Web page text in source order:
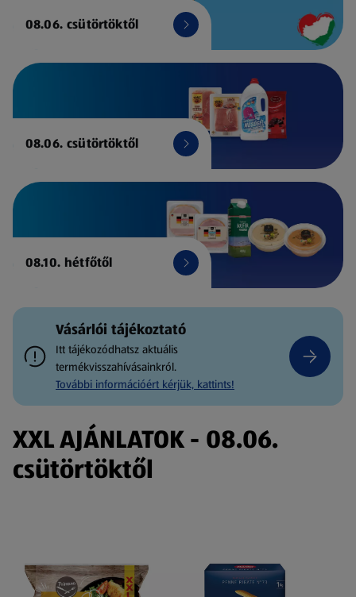
08.06. csütörtöktől
08.06. csütörtöktől
08.10. hétfőtől
Vásárlói tájékoztató
Itt tájékozódhatsz aktuális
termékvisszahívásainkról.
További információért kérjük, kattints!
XXL AJÁNLATOK - 08.06.
csütörtöktől